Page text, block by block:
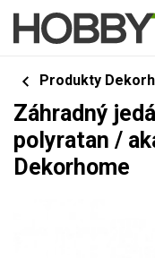
Produkty
Záhradný
polyratan /
Dekorhome